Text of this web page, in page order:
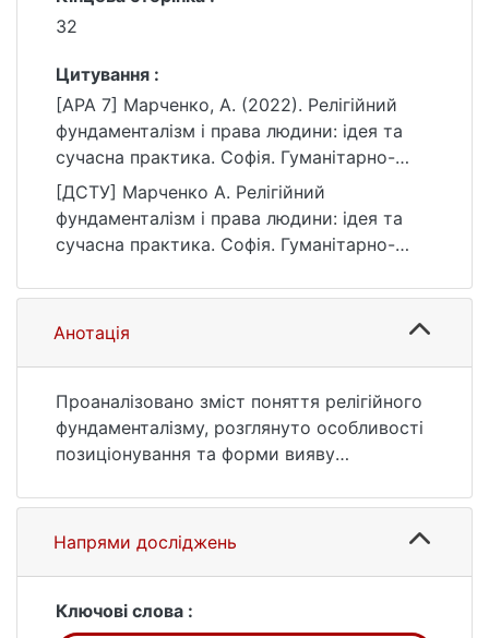
32
Цитування :
[APA 7] Марченко, А. (2022). Релігійний
фундаменталізм і права людини: ідея та
сучасна практика. Софія. Гуманітарно-
релігієзнавчий вісник, (1(19)), 27–32.
https://doi.org/10.17721/sophia.2022.19.6
[ДСТУ] Марченко А. Релігійний
фундаменталізм і права людини: ідея та
сучасна практика. Софія. Гуманітарно-
—32. DOI: 10.17721/sophia.2022.19.6 (дата
звернення: 25.07.2026).
Анотація
Проаналізовано зміст поняття релігійного
фундаменталізму, розглянуто особливості
позиціонування та форми вияву
соціокультурному просторі сучасного
світу; досліджено специфіку взаємозв'язку
й наявних принципових суперечностей
практиками та ідеєю прав людини і
Напрями досліджень
Ключові слова :